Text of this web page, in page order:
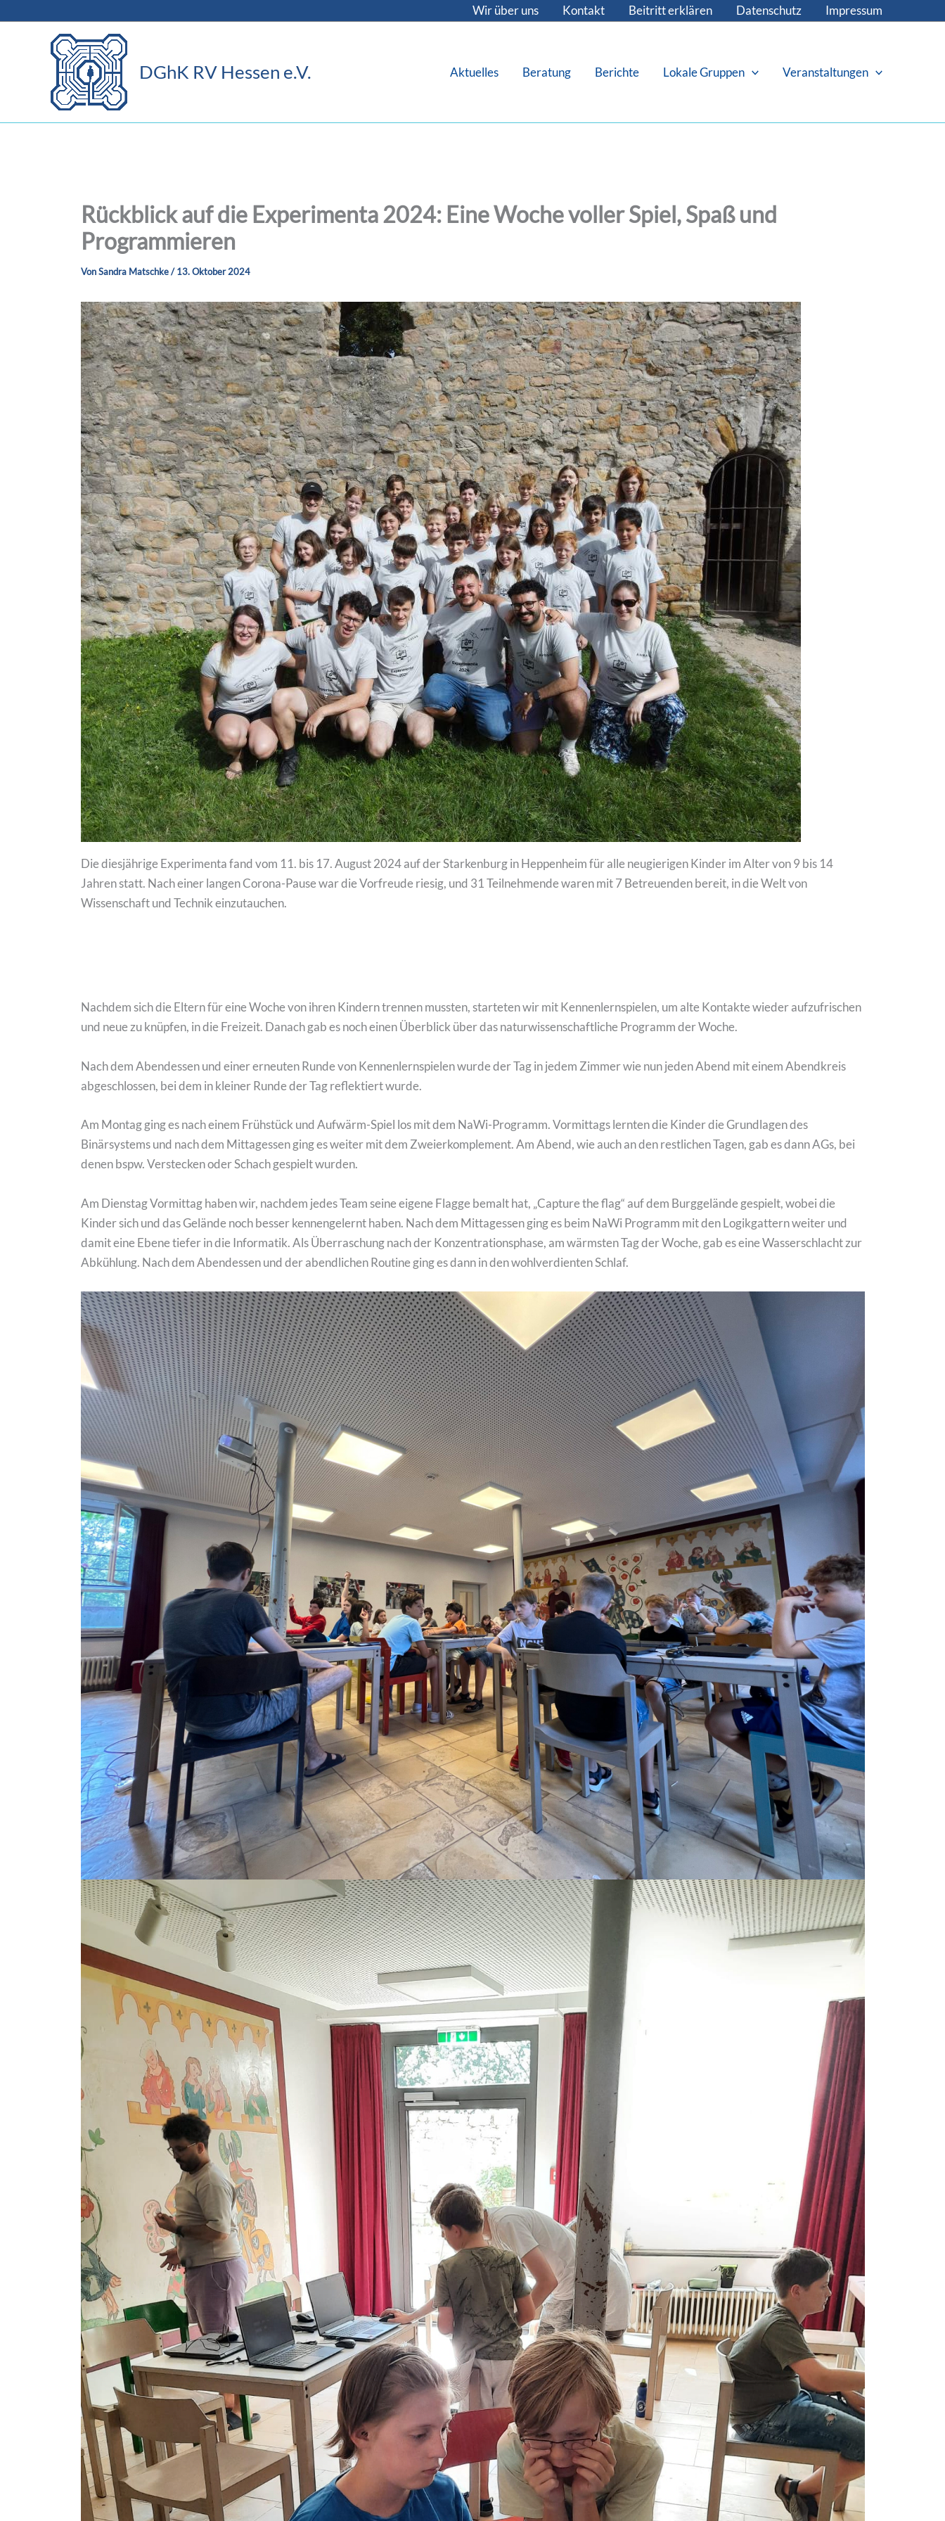
Wir über uns Kontakt Beitritt erklären Datenschutz Impressum
DGhK RV Hessen e.V. Aktuelles Beratung Berichte Lokale Gruppen Veranstaltungen
Rückblick auf die Experimenta 2024: Eine Woche voller Spiel, Spaß und
Programmieren
VonSandra Matschke/13. Oktober 2024
Die diesjährige Experimenta fand vom 11. bis 17. August 2024 auf der Starkenburg in Heppenheim für alle neugierigen Kinder im Alter von 9 bis 14
Jahren statt. Nach einer langen Corona-Pause war die Vorfreude riesig, und 31 Teilnehmende waren mit 7 Betreuenden bereit, in die Welt von
Wissenschaft und Technik einzutauchen.
Nachdem sich die Eltern für eine Woche von ihren Kindern trennen mussten, starteten wir mit Kennenlernspielen, um alte Kontakte wieder aufzufrischen
und neue zu knüpfen, in die Freizeit. Danach gab es noch einen Überblick über das naturwissenschaftliche Programm der Woche.
Nach dem Abendessen und einer erneuten Runde von Kennenlernspielen wurde der Tag in jedem Zimmer wie nun jeden Abend mit einem Abendkreis
abgeschlossen, bei dem in kleiner Runde der Tag reflektiert wurde.
Am Montag ging es nach einem Frühstück und Aufwärm-Spiel los mit dem NaWi-Programm. Vormittags lernten die Kinder die Grundlagen des
Binärsystems und nach dem Mittagessen ging es weiter mit dem Zweierkomplement. Am Abend, wie auch an den restlichen Tagen, gab es dann AGs, bei
denen bspw. Verstecken oder Schach gespielt wurden.
Am Dienstag Vormittag haben wir, nachdem jedes Team seine eigene Flagge bemalt hat, „Capture the flag“ auf dem Burggelände gespielt, wobei die
Kinder sich und das Gelände noch besser kennengelernt haben. Nach dem Mittagessen ging es beim NaWi Programm mit den Logikgattern weiter und
damit eine Ebene tiefer in die Informatik. Als Überraschung nach der Konzentrationsphase, am wärmsten Tag der Woche, gab es eine Wasserschlacht zur
Abkühlung. Nach dem Abendessen und der abendlichen Routine ging es dann in den wohlverdienten Schlaf.